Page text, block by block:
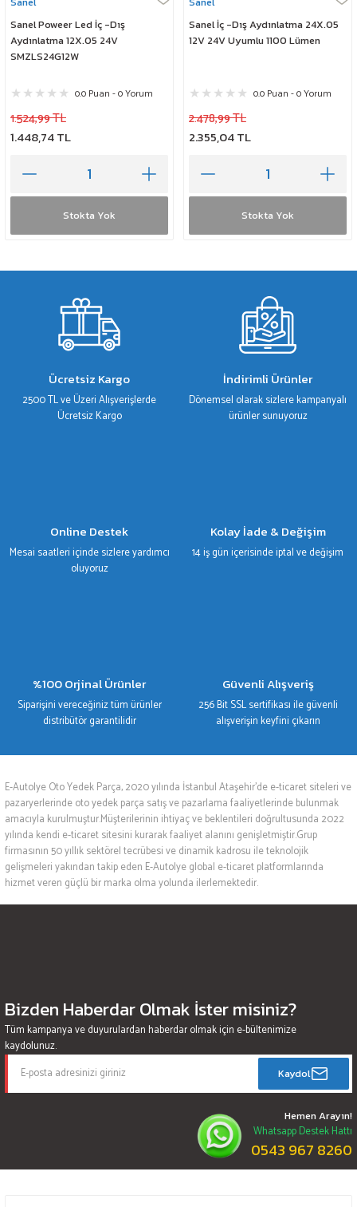
Sanel Poweer Led İç -Dış
Aydınlatma 12X.05 24V
SMZLS24G12W
0.0 Puan - 0 Yorum
1.524,99 TL
1.448,74 TL
Stokta Yok
Sanel İç -Dış Aydınlatma 24X.05
12V 24V Uyumlu 1100 Lümen
0.0 Puan - 0 Yorum
2.478,99 TL
2.355,04 TL
Stokta Yok
Ücretsiz Kargo
2500 TL ve Üzeri Alışverişlerde
Ücretsiz Kargo
İndirimli Ürünler
Dönemsel olarak sizlere kampanyalı
ürünler sunuyoruz
Online Destek
Mesai saatleri içinde sizlere yardımcı
oluyoruz
Kolay İade & Değişim
14 iş gün içerisinde iptal ve değişim
%100 Orjinal Ürünler
Siparişini vereceğiniz tüm ürünler
distribütör garantilidir
Güvenli Alışveriş
256 Bit SSL sertifikası ile güvenli
alışverişin keyfini çıkarın
E-Autolye Oto Yedek Parça, 2020 yılında İstanbul Ataşehir’de e-ticaret siteleri ve
pazaryerlerinde oto yedek parça satış ve pazarlama faaliyetlerinde bulunmak
amacıyla kurulmuştur.Müşterilerinin ihtiyaç ve beklentileri doğrultusunda 2022
yılında kendi e-ticaret sitesini kurarak faaliyet alanını genişletmiştir.Grup
firmasının 50 yıllık sektörel tecrübesi ve dinamik kadrosu ile teknolojik
gelişmeleri yakından takip eden E-Autolye global e-ticaret platformlarında
hizmet veren güçlü bir marka olma yolunda ilerlemektedir.
Bizden Haberdar Olmak İster misiniz?
Tüm kampanya ve duyurulardan haberdar olmak için e-bültenimize
kaydolunuz.
Kaydol
Hemen Arayın!
Whatsapp Destek Hattı
0543 967 8260